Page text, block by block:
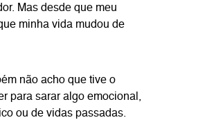
Mas desde que meu
minha vida mudou de
não acho que tive o
para sarar algo emocional,
ou de vidas passadas.